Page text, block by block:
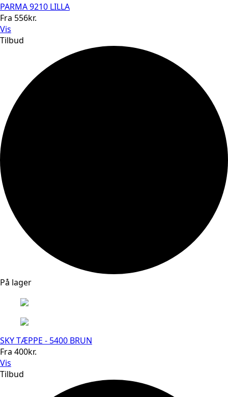
PARMA 9210 LILLA
Fra 556kr.
Vis
Tilbud
På lager
SKY TÆPPE - 5400 BRUN
Fra 400kr.
Vis
Tilbud